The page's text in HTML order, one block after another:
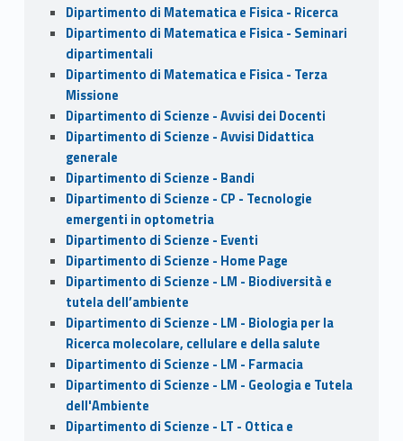
Dipartimento di Matematica e Fisica - Ricerca
Dipartimento di Matematica e Fisica - Seminari
dipartimentali
Dipartimento di Matematica e Fisica - Terza
Missione
Dipartimento di Scienze - Avvisi dei Docenti
Dipartimento di Scienze - Avvisi Didattica
generale
Dipartimento di Scienze - Bandi
Dipartimento di Scienze - CP - Tecnologie
emergenti in optometria
Dipartimento di Scienze - Eventi
Dipartimento di Scienze - Home Page
Dipartimento di Scienze - LM - Biodiversità e
tutela dell’ambiente
Dipartimento di Scienze - LM - Biologia per la
Ricerca molecolare, cellulare e della salute
Dipartimento di Scienze - LM - Farmacia
Dipartimento di Scienze - LM - Geologia e Tutela
dell'Ambiente
Dipartimento di Scienze - LT - Ottica e